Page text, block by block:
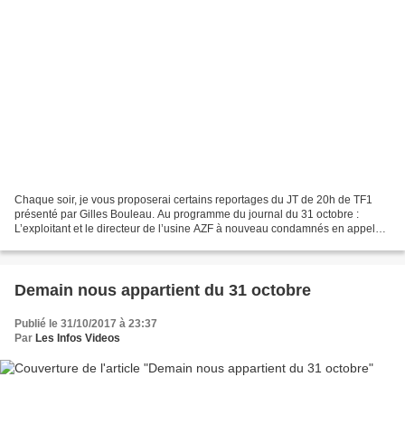
Chaque soir, je vous proposerai certains reportages du JT de 20h de TF1
présenté par Gilles Bouleau. Au programme du journal du 31 octobre :
L’exploitant et le directeur de l’usine AZF à nouveau condamnés en appel
Demain nous appartient du 31 octobre
Publié le 31/10/2017 à 23:37
Par Les Infos Videos